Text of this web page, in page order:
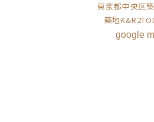
東京都中央区
築地
google